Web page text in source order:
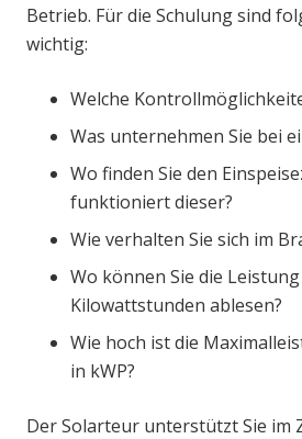
Betrieb. Für die Schulung sind
wichtig:
Welche
Was unternehmen Sie bei
Wo finden Sie den
funktioniert dieser?
Wie verhalten Sie sich im
Wo können Sie die
Kilowattstunden ablesen?
Wie hoch ist die
in kWP?
Der Solarteur unterstützt Sie im